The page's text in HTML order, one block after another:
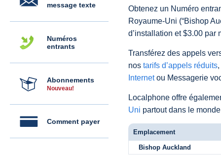
message texte
Numéros
entrants
Abonnements
Nouveau!
Comment payer
Obtenez un Numéro
Royaume-Uni (“Bishop
d’installation et $3.00 par
Transférez des appels
nos tarifs d’appels réduits
Internetou Messagerie
Localphone offre
Uni partout dans le
Emplacement
Bishop Auckland